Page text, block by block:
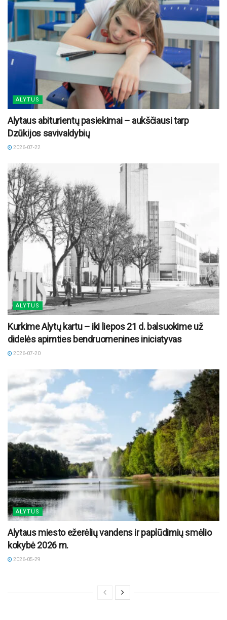
ALYTUS
Alytaus abiturientų pasiekimai – aukščiausi tarp
Dzūkijos savivaldybių
2026-07-22
ALYTUS
Kurkime Alytų kartu – iki liepos 21 d. balsuokime už
didelės apimties bendruomenines iniciatyvas
2026-07-20
ALYTUS
Alytaus miesto ežerėlių vandens ir paplūdimių smėlio
kokybė 2026 m.
2026-05-29